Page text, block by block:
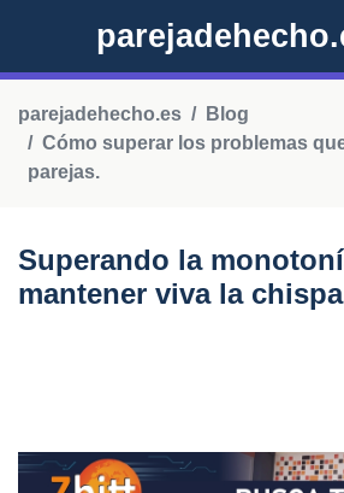
parejadehecho.es
Blog
Cómo superar los problemas
parejas.
Superando la
mantener viva la